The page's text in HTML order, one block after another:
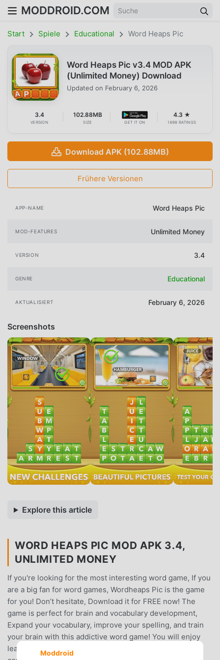
MODDROID.COM
Start Spiele Educational Word Heaps Pic
Word Heaps Pic v3.4 MOD APK
(Unlimited Money) Download
Updated on February 6, 2026
3.4
VERSION
102.88MB
SIZE GET IT ON
4.3 ★
1698 RATINGS
Download APK (102.88MB)
Frühere Versionen
APP-NAME Word Heaps Pic
MOD-FEATURES Unlimited Money
VERSION 3.4
GENRE Educational
AKTUALISIERT February 6, 2026
Screenshots
Explore this article
WORD HEAPS PIC MOD APK 3.4,
UNLIMITED MONEY
If you're looking for the most interesting word game, If you
are a big fan for word games, Wordheaps Pic is the game
for you! Don’t hesitate, Download it for FREE now! The
game is perfect for brain and vocabulary development,
Expand your vocabulary, improve your spelling, and train
your brain with this addictive word game! You will enjoy
learning through games!In the WordHeaps Pic,It has no
Moddroid